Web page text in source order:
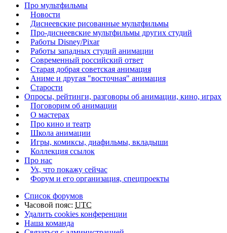
Про мультфильмы
Новости
Диснеевские рисованные мультфильмы
Про-диснеевские мультфильмы других студий
Работы Disney/Pixar
Работы западных студий анимации
Современный российский ответ
Старая добрая советская анимация
Аниме и другая "восточная" анимация
Старости
Опросы, рейтинги, разговоры об анимации, кино, играх
Поговорим об анимации
О мастерах
Про кино и театр
Школа анимации
Игры, комиксы, диафильмы, вкладыши
Коллекция ссылок
Про нас
Ух, что покажу сейчас
Форум и его организация, спецпроекты
Список форумов
Часовой пояс: UTC
Удалить cookies конференции
Наша команда